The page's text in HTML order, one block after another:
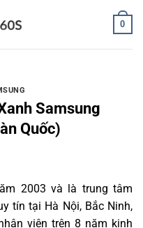
0
Samsung
Quốc)
2003 và là trung tâm
tín tại Hà Nội, Bắc Ninh,
viên trên 8 năm kinh